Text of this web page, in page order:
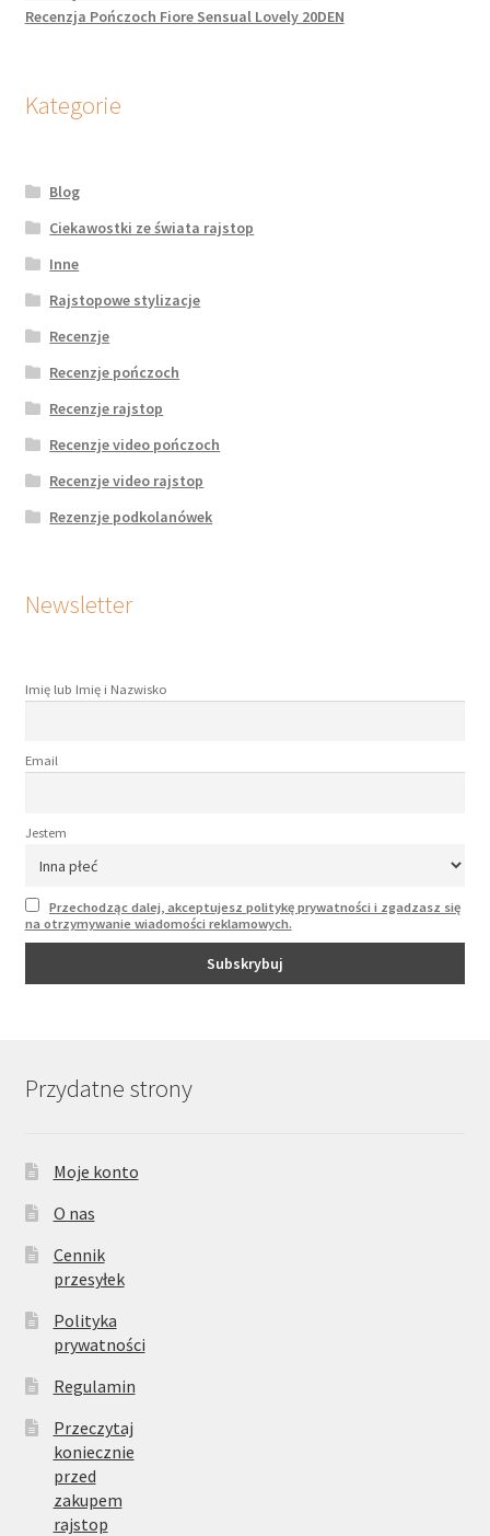
potomne
Recenzja Pończoch Fiore Sensual Lovely 20DEN
Kategorie
Blog
Ciekawostki ze świata rajstop
Inne
Rajstopowe stylizacje
Recenzje
Recenzje pończoch
Recenzje rajstop
Recenzje video pończoch
Recenzje video rajstop
Rezenzje podkolanówek
Newsletter
Imię lub Imię i Nazwisko
Email
Jestem
Przechodząc dalej, akceptujesz politykę prywatności i zgadzasz się
na otrzymywanie wiadomości reklamowych.
Przydatne strony
Moje konto
O nas
Cennik
przesyłek
Polityka
prywatności
Regulamin
Przeczytaj
koniecznie
przed
zakupem
rajstop